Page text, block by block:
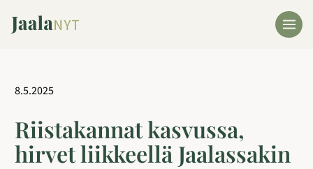
sisältöön
8.5.2025
Riistakannat kasvussa,
hirvet liikkeellä Jaalassakin